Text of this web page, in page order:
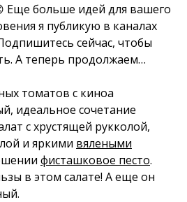
Еще больше идей для вашего
я публикую в каналах
сейчас, чтобы
А теперь продолжаем…
томатов с киноа
идеальное сочетание
с хрустящей рукколой,
и яркими вялеными
фисташковое песто.
в этом салате! А еще он